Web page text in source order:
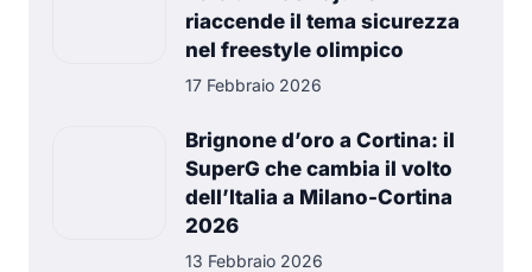
riaccende il tema sicurezza
nel freestyle olimpico
17 Febbraio 2026
Brignone d’oro a Cortina: il
SuperG che cambia il volto
dell’Italia a Milano-Cortina
2026
13 Febbraio 2026